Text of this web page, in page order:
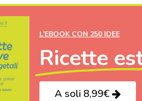
L’EBOOK CON 250 IDEE
Ricette
A soli 8,99€